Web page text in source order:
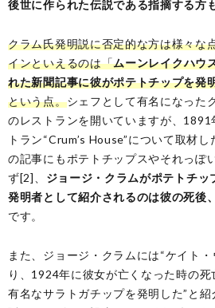
後世に作られた伝説である指摘する方
クラム氏発明説に否定的な方は様々な
インといえるのは「ムーンレイクハウ
れた新聞記事に彼がポテトチップを発
という点。シェフとして有名になった
のレストランを開いていますが、1891
トラン“Crum’s House”について取材
の記事にもポテトチップスやそれっぽ
ず[2]、 ジョージ・クラムがポテトチ
発明者として紹介されるのは彼の死後
です。
また、ジョージ・クラムには“ケイト
り、1924年に彼女が亡くなった時の
有名なサラトガチップを発明した”と